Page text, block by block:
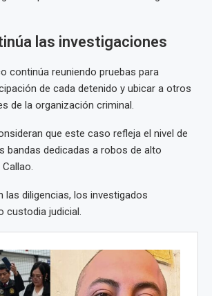
las investigaciones
continúa reuniendo pruebas para
de cada detenido y ubicar a otros
de la organización criminal.
que este caso refleja el nivel de
bandas dedicadas a robos de alto
las diligencias, los investigados
custodia judicial.